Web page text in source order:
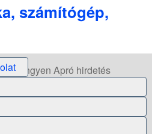
számítógép,
Ingyen Apró hirdetés